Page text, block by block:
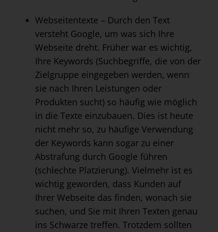
Webseitentexte – Durch den Text
versteht Google, um was sich Ihre
Webseite dreht. Früher war es wichtig,
Ihre Keywords (Suchbegriffe, die von der
Zielgruppe eingegeben werden, wenn
sie nach Ihren Leistungen oder
Produkten sucht) so häufig wie möglich
in die Texte einzubauen. Dies ist heute
nicht mehr so, zu häufige Verwendung
der Keywords kann sogar zu einer
Abstrafung durch Google führen
(schlechte Platzierung). Vielmehr ist es
wichtig geworden, dass Kunden auf
Ihrer Webseite das finden, wonach sie
suchen, und Sie mit Ihren Texten genau
ins Schwarze treffen. Trotzdem sollten